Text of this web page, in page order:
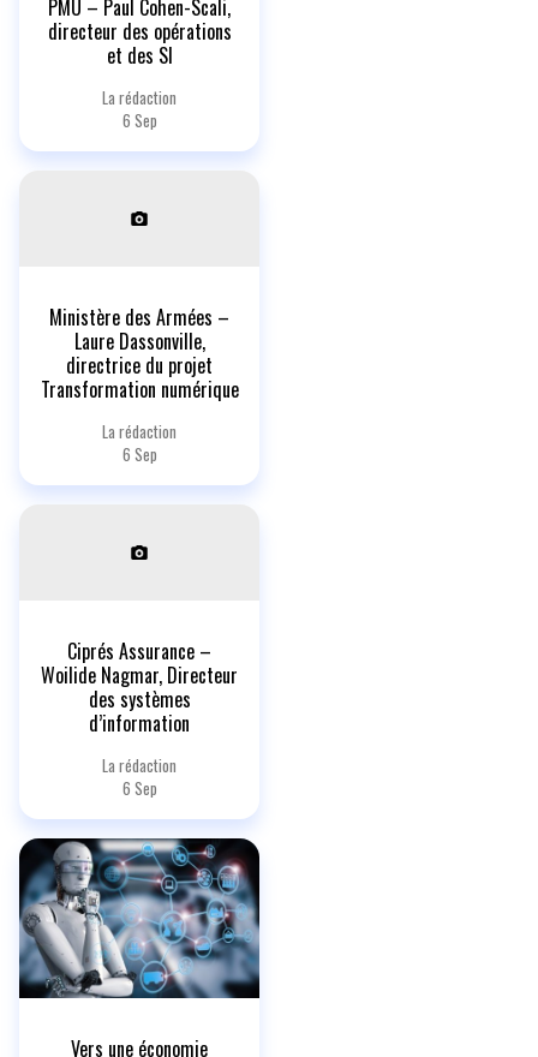
PMU – Paul Cohen-Scali,
directeur des opérations
et des SI
La rédaction
6 Sep
Ministère des Armées –
Laure Dassonville,
directrice du projet
Transformation numérique
La rédaction
6 Sep
Ciprés Assurance –
Woilide Nagmar, Directeur
des systèmes
d’information
La rédaction
6 Sep
Vers une économie